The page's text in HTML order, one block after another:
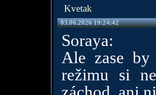
Kvetak
03.06.2026 19:24:42
Soraya:
Ale zase
režimu si